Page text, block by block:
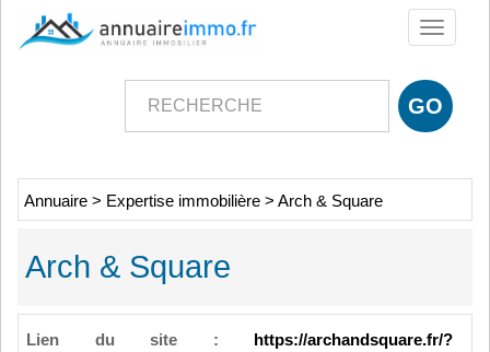
Toggle
Annuaire > Expertise immobilière > Arch & Square
Arch & Square
Lien du site :
https://archandsquare.fr/?